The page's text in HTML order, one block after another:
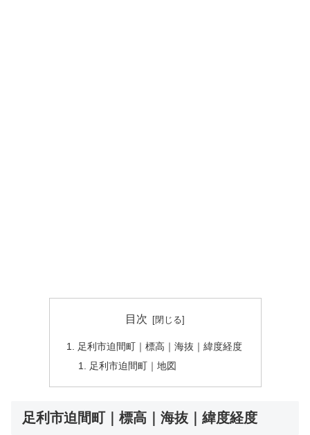
目次
足利市迫間町｜標高｜海抜｜緯度経度
足利市迫間町｜地図
足利市迫間町｜標高｜海抜｜緯度経度